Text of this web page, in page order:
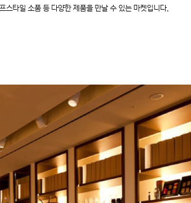
스타일 소품 등 다양한 제품을 만날 수 있는 마켓입니다.